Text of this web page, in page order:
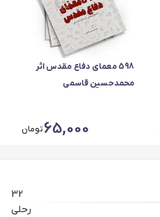
598 معمای دفاع مقدس اثر
محمدحسین قاسمی
65,000تومان
32
رحلی